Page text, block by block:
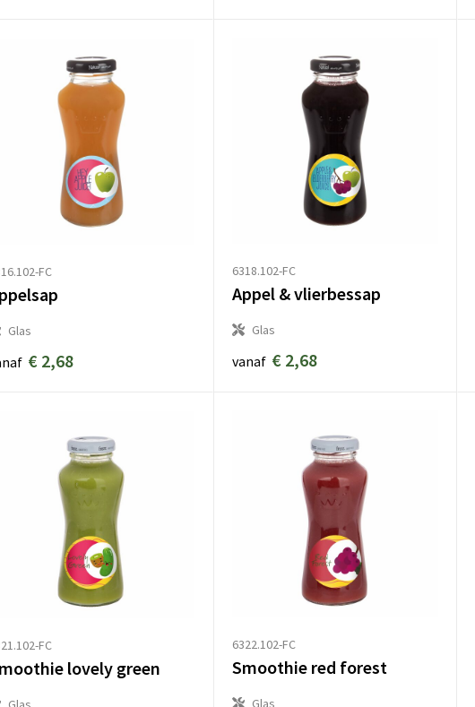
FC
Glas
€ 2,68
6318.102-FC
Appel & vlierbessap
Glas
vanaf € 2,68
FC
lovely green
6322.102-FC
Smoothie red forest
Glas